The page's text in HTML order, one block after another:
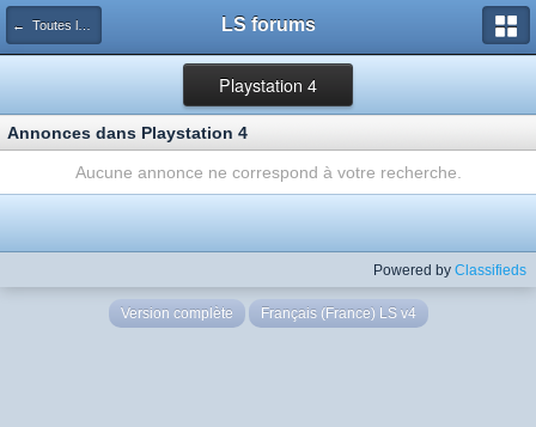
← Toutes les annonces LS forums
Playstation 4
Annonces dans Playstation 4
Aucune annonce ne correspond à votre recherche.
Powered by Classifieds
Version complète Français (France) LS v4